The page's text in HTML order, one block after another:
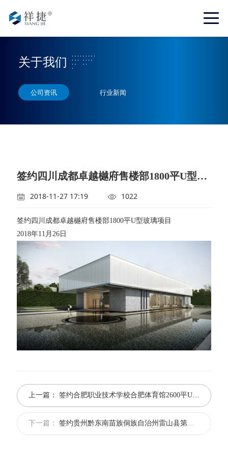
关于我们
公司资讯 行业新闻
签约四川成都卓越樾府售楼部1800平U型玻璃项目
2018-11-27 17:19 1022
签约四川成都卓越樾府售楼部1800平U型玻璃项目
2018年11月26日
上一篇： 签约合肥职业技术学校合肥体育馆2600平U型玻璃项目
下一篇： 签约贵州黔东南苗族侗族自治州雷山县第三小学U型玻璃项目